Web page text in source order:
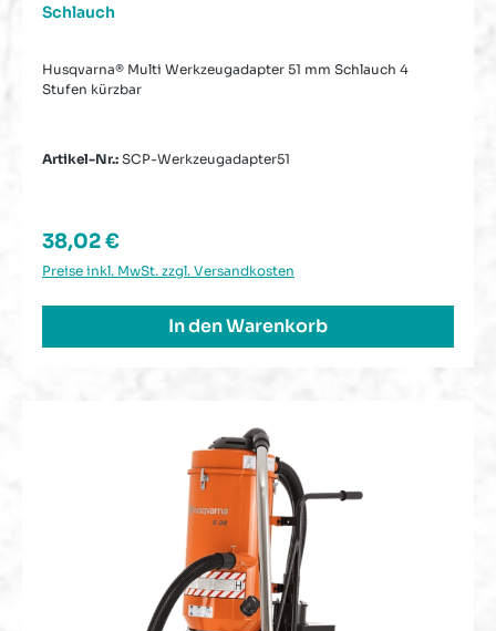
Schlauch
Husqvarna® Multi Werkzeugadapter 51 mm Schlauch 4
Stufen kürzbar
Artikel-Nr.: SCP-Werkzeugadapter51
Regulärer Preis:
38,02 €
Preise inkl. MwSt. zzgl. Versandkosten
In den Warenkorb